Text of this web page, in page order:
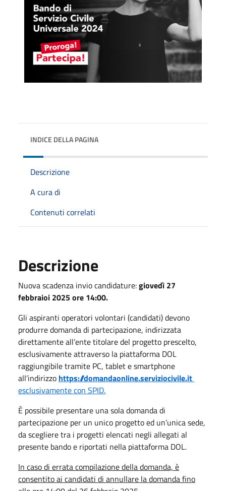
INDICE DELLA PAGINA
Descrizione
A cura di
Contenuti correlati
Descrizione
Nuova scadenza invio candidature:giovedì 27
febbraioi 2025 ore 14:00.
Gli aspiranti operatori volontari (candidati) devono
produrre domanda di partecipazione, indirizzata
direttamente all’ente titolare del progetto prescelto,
esclusivamente attraverso la piattaforma DOL
raggiungibile tramite PC, tablet e smartphone
all’indirizzo https://domandaonline.serviziocivile.it
esclusivamente con SPID.
È possibile presentare una sola domanda di
partecipazione per un unico progetto ed un’unica sede,
da scegliere tra i progetti elencati negli allegati al
presente bando e riportati nella piattaforma DOL.
In caso di errata compilazione della domanda, è
consentito ai candidati di annullare la domanda fino